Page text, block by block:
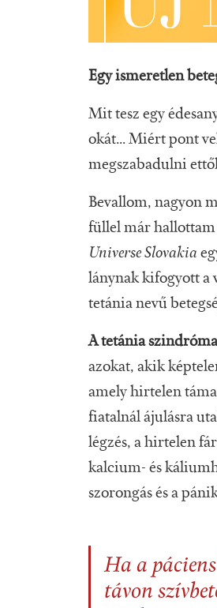
Egy ismeretlen
Mit tesz egy
okát... Miért pont
megszabadulni
Bevallom, nagyon
füllel már
Universe Slovakia
lánynak kifogyott a
tetánia nevű
A tetánia
azokat, akik
amely hirtelen
fiatalnál ájulásra
légzés, a hirtelen
kalcium- és
szorongás és a
Ha a
távon